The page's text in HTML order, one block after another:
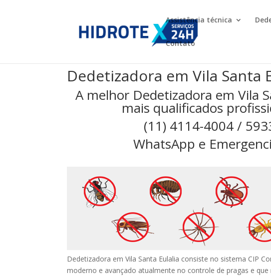
Assistência técnica
Contato
Dedetizadora em Vila Santa
A melhor Dedetizadora em Vila
mais qualificados
(11) 4114-4004 /
WhatsApp e
Dedetizadora em Vila Santa Eulalia consiste no sistema CIP
moderno e avançado atualmente no controle de pragas e